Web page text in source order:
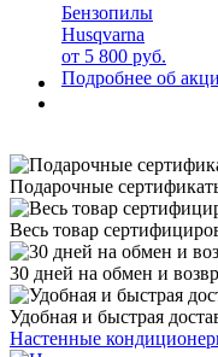
Бензопилы
Husqvarna
от 5 800 руб.
Подробнее об
Подарочные
Весь товар
30 дней на обмен и
Удобная и быстрая
Настенные